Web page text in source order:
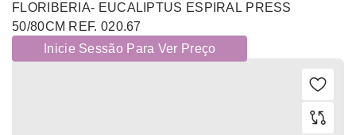
FLORIBERIA- EUCALIPTUS ESPIRAL PRESS
50/80CM REF. 020.67
Inicie Sessão Para Ver Preço